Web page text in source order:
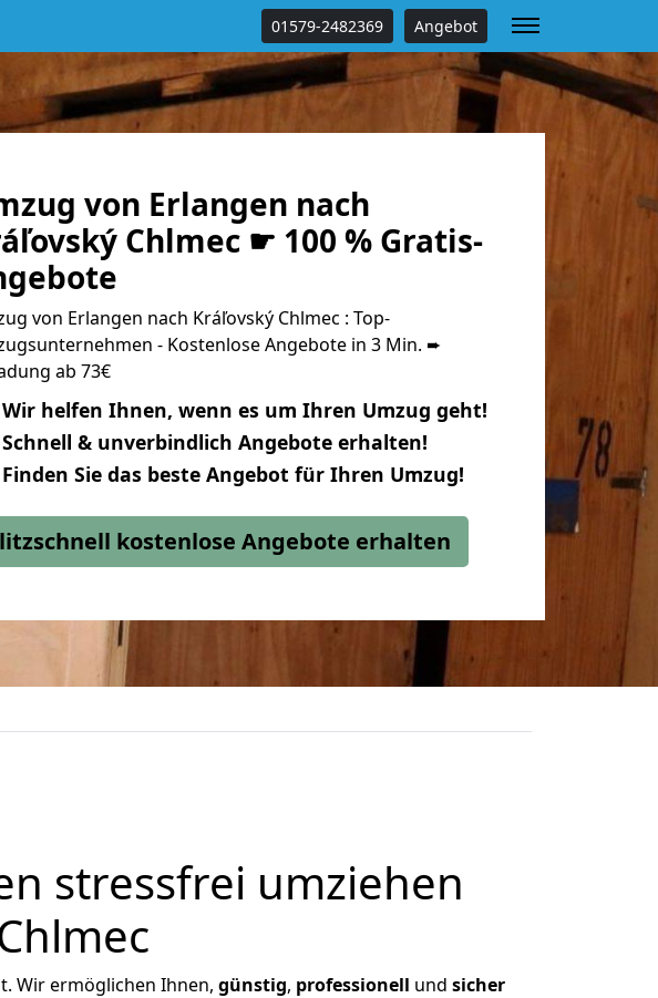
01579-2482369 Angebot
von Erlangen nach
Chlmec ☛ 100 % Gratis-
von Erlangen nach Kráľovský Chlmec : Top-
- Kostenlose Angebote in 3 Min. ➨
ab 73€
Wir helfen Ihnen, wenn es um Ihren Umzug geht!
Schnell & unverbindlich Angebote erhalten!
Finden Sie das beste Angebot für Ihren Umzug!
kostenlose Angebote erhalten
stressfrei umziehen
Wir ermöglichen Ihnen, günstig, professionell und sicher